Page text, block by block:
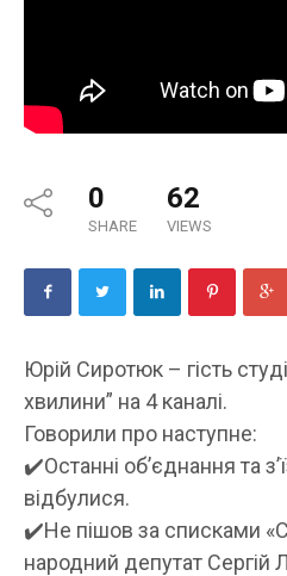
0
SHARE
62
VIEWS
Юрій Сиротюк – гість
хвилини” на 4 каналі.
Говорили про наступне:
✔️Останні об’єднання та
відбулися.
✔️Не пішов за списками
народний депутат Сергій